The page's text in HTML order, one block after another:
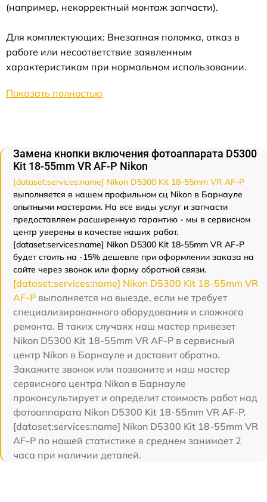
(например, некорректный монтаж запчасти).
Для комплектующих: Внезапная поломка, отказ в
работе или несоответствие заявленным
характеристикам при нормальном использовании.
Показать полностью
Замена кнопки включения фотоаппарата D5300
Kit 18-55mm VR AF-P Nikon
[dataset:services:name] Nikon D5300 Kit 18-55mm VR AF-P
выполняется в нашем профильном сц Nikon в Барнауле
опытными мастерами. На все виды услуг и запчасти
предоставляем расширенную гарантию - мы в сервисном
центр уверены в качестве наших работ.
[dataset:services:name] Nikon D5300 Kit 18-55mm VR AF-P
будет стоить на -15% дешевле при оформлении заказа на
сайте через звонок или форму обратной связи.
[dataset:services:name] Nikon D5300 Kit 18-55mm VR
AF-P выполняется на выезде, если не требует
специализированного оборудования и сложного
ремонта. В таких случаях наш мастер привезет
Nikon D5300 Kit 18-55mm VR AF-P в сервисный
центр Nikon в Барнауле и доставит обратно.
Закажите звонок или позвоните и наш мастер
сервисного центра Nikon в Барнауле
проконсультирует и определит стоимость работ над
фотоаппарата Nikon D5300 Kit 18-55mm VR AF-P.
[dataset:services:name] Nikon D5300 Kit 18-55mm VR
AF-P по нашей статистике в среднем занимает 2
часа при наличии деталей.